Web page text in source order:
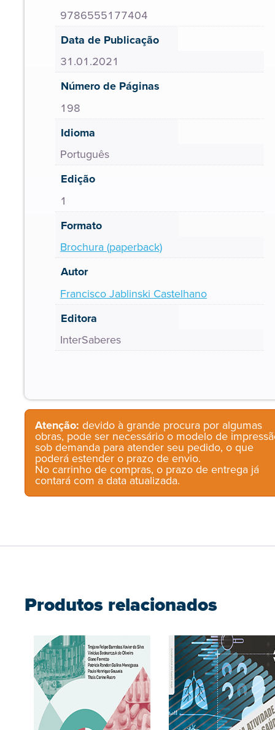
9786555177404
Data de Publicação
31.01.2021
Número de Páginas
198
Idioma
Português
Edição
1
Formato
Brochura (paperback)
Autor
Francisco Jablinski Castelhano
Editora
InterSaberes
Atenção: devido à grande procura por algumas
obras, pode ser necessário o modelo de
sob demanda para atender seu pedido, o que
poderá estender o prazo de envio.
No carrinho de compras, o prazo de entrega já
contará com a data atualizada.
Produtos relacionados